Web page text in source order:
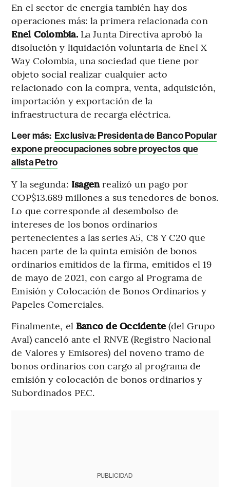
En el sector de energía también hay dos
operaciones más: la primera relacionada con
Enel Colombia. La Junta Directiva aprobó la
disolución y liquidación voluntaria de Enel X
Way Colombia, una sociedad que tiene por
objeto social realizar cualquier acto
relacionado con la compra, venta, adquisición,
importación y exportación de la
infraestructura de recarga eléctrica.
Leer más: Exclusiva: Presidenta de Banco Popular
expone preocupaciones sobre proyectos que
alista Petro
Y la segunda: Isagenrealizó un pago por
COP$13.689 millones a sus tenedores de bonos.
Lo que corresponde al desembolso de
intereses de los bonos ordinarios
pertenecientes a las series A5, C8 Y C20 que
hacen parte de la quinta emisión de bonos
ordinarios emitidos de la firma, emitidos el 19
de mayo de 2021, con cargo al Programa de
Emisión y Colocación de Bonos Ordinarios y
Papeles Comerciales.
Finalmente, el Banco de Occidente(del Grupo
Aval) canceló ante el RNVE (Registro Nacional
de Valores y Emisores) del noveno tramo de
bonos ordinarios con cargo al programa de
emisión y colocación de bonos ordinarios y
Subordinados PEC.
PUBLICIDAD